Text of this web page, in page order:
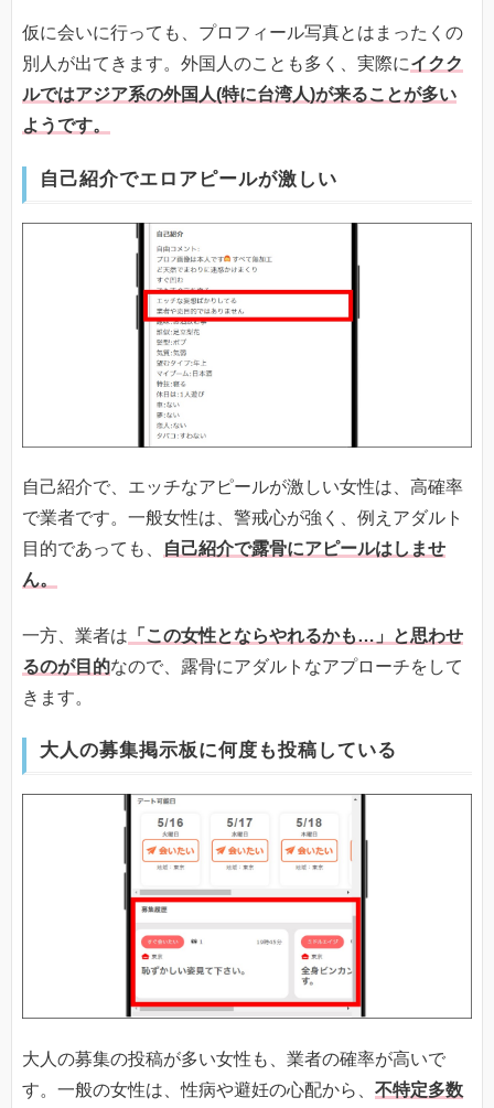
仮に会いに行っても、プロフィール写真とはまったくの
別人が出てきます。外国人のことも多く、実際にイクク
ルではアジア系の外国人(特に台湾人)が来ることが多い
ようです。
自己紹介でエロアピールが激しい
自己紹介で、エッチなアピールが激しい女性は、高確率
で業者です。一般女性は、警戒心が強く、例えアダルト
目的であっても、
自己紹介で露骨にアピールはしませ
ん。
一方、業者は 「この女性とならやれるかも…」と思わせ
るのが目的なので、露骨にアダルトなアプローチをして
きます。
大人の募集掲示板に何度も投稿している
大人の募集の投稿が多い女性も、業者の確率が高いで
す。一般の女性は、性病や避妊の心配から、 不特定多数